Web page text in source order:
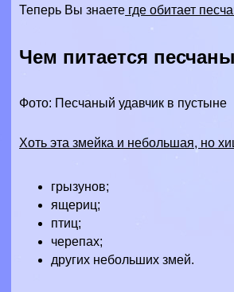
Теперь Вы знаете где обитает
Чем питается
Фото: Песчаный удавчик в пустыне
Хоть эта змейка и небольшая, но
грызунов;
ящериц;
птиц;
черепах;
других небольших змей.